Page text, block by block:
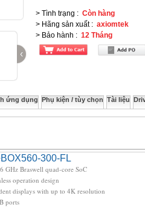
‹
> Tình trạng : Còn hàng
> Hãng sản xuất: axiomtek
> Bảo hành : 12 Tháng
ứng dụng Phụ kiện / tùy chọn Tài liệu
300-FL
Braswell quad-core SoC
operation design
displays with up to 4K resolution
ports